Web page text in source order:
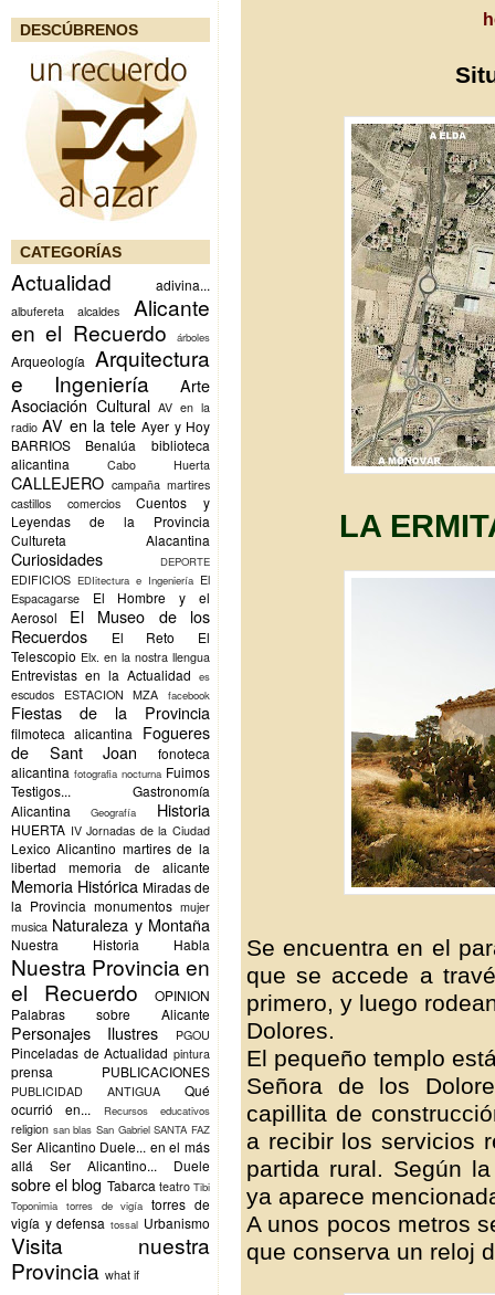
DESCÚBRENOS
CATEGORÍAS
Actualidad adivina...
albufereta alcaldes
Alicante
en el Recuerdo
árboles
Arqueología Arquitectura
e Ingeniería
Arte
Asociación Cultural AV en la
radio AV en la tele Ayer y Hoy
BARRIOS
Benalúa
biblioteca
alicantina
Cabo Huerta
CALLEJERO campaña martires
castillos
comercios
Cuentos y
Leyendas de la Provincia
Cultureta Alacantina
Curiosidades DEPORTE
EDIFICIOS EDIitectura e Ingeniería El
Espacagarse
El Hombre y el
Aerosol
El Museo de los
Recuerdos
El Reto
El
Telescopio Elx. en la nostra llengua
Entrevistas en la Actualidad es
escudos ESTACION MZA facebook
Fiestas de la Provincia
filmoteca alicantina
Fogueres
de Sant Joan
fonoteca
alicantina fotografia nocturna Fuimos
Testigos...
Gastronomía
Alicantina
Geografía Historia
HUERTA IV Jornadas de la Ciudad
Lexico Alicantino martires de la
libertad
memoria de alicante
Memoria Histórica Miradas de
la Provincia monumentos mujer
musica Naturaleza y Montaña
Nuestra Historia Habla
Nuestra Provincia en
el Recuerdo
OPINION
Palabras sobre Alicante
Personajes Ilustres PGOU
Pinceladas de Actualidad pintura
prensa PUBLICACIONES
PUBLICIDAD ANTIGUA
Qué
ocurrió en...
Recursos educativos
religion san blas San Gabriel SANTA FAZ
Ser Alicantino Duele... en el más
allá
Ser Alicantino... Duele
sobre el blog Tabarca teatro Tibi
Toponimia torres de vigía torres de
vigía y defensa tossal Urbanismo
Visita nuestra
Provincia what if
LA
Se encuentra en el
que se accede a
primero, y luego
Dolores.
El pequeño templo
Señora de los
capillita de
a recibir los servicios
partida rural. Según
ya aparece
A unos pocos metros
que conserva un reloj